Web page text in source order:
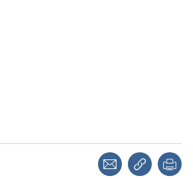
Dela via mejlKopiera länk